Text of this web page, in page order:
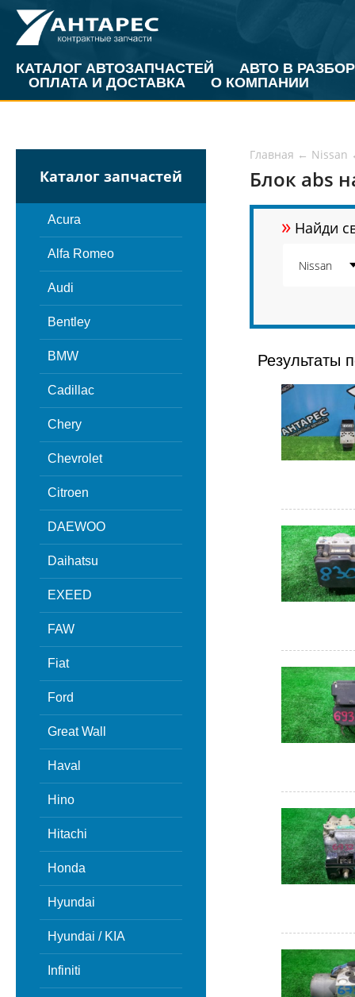
КАТАЛОГ АВТОЗАПЧАСТЕЙ
АВТО В РАЗБОР
ОПЛАТА И ДОСТАВКА
О КОМПАНИИ
Каталог запчастей
Acura
Alfa Romeo
Audi
Bentley
BMW
Cadillac
Chery
Chevrolet
Citroen
DAEWOO
Daihatsu
EXEED
FAW
Fiat
Ford
Great Wall
Haval
Hino
Hitachi
Honda
Hyundai
Hyundai / KIA
Infiniti
Главная ← Nissan
Блок abs
» Найди
Результаты